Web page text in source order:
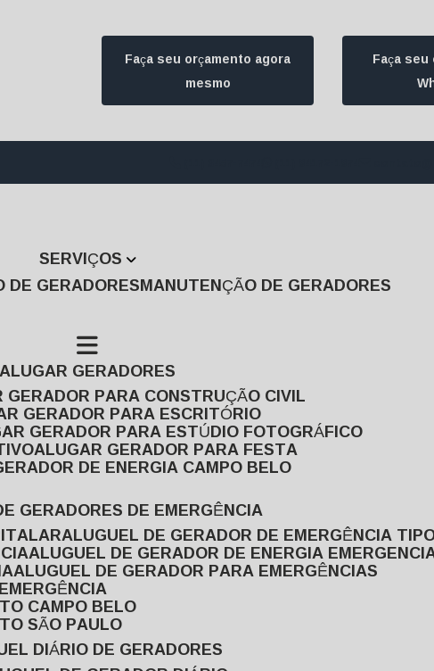
Faça seu orçamento agora
mesmo
Faça
SERVIÇOS
DE GERADORES MANUTENÇÃO DE GERADORES
ALUGAR GERADORES
GERADOR PARA CONSTRUÇÃO CIVIL
GERADOR PARA ESCRITÓRIO
GERADOR PARA ESTÚDIO FOTOGRÁFICO
ALUGAR GERADOR PARA FESTA
DE ENERGIA CAMPO BELO
GERADORES DE EMERGÊNCIA
ALUGUEL DE GERADOR DE EMERGÊNCIA
ALUGUEL DE GERADOR DE ENERGIA
ALUGUEL DE GERADOR PARA EMERGÊNCIAS
CAMPO BELO
SÃO PAULO
DIÁRIO DE GERADORES